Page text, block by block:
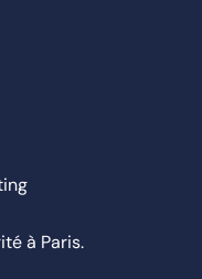
à Paris.